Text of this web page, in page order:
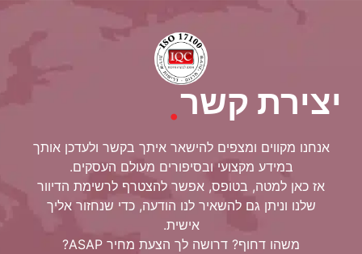
יצירת קשר.
אנחנו מקווים ומצפים להישאר איתך בקשר ולעדכן אותך
במידע מקצועי ובסיפורים מעולם העסקים.
אז כאן למטה, בטופס, אפשר להצטרף לרשימת הדיוור
שלנו וניתן גם להשאיר לנו הודעה, כדי שנחזור אליך
אישית.
משהו דחוף? דרושה לך הצעת מחיר ASAP?